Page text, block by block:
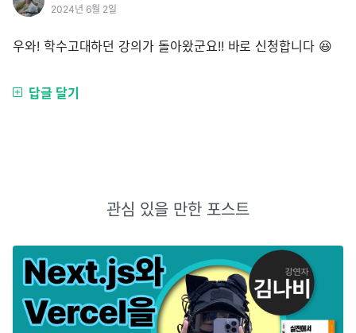
2024년 6월 2일
우와! 학수고대하던 강의가 돌아왔군요!! 바로 신청합니다 😆
답글 달기
관심 있을 만한 포스트